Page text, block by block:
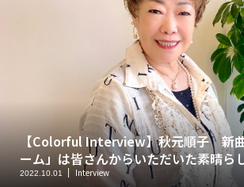
【Colorful Interview】秋元順子 新
ーム」は皆さんからいただいた素晴ら
2022.10.01 Interview